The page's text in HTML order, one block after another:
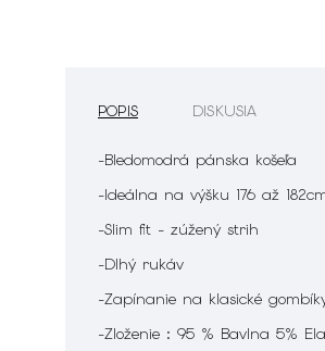
POPIS DISKUSIA
-Bledomodrá pánska košeľa
-Ideálna na výšku 176 až
-Slim fit - zúžený strih
-Dlhý rukáv
-Zapínanie na klasické
-Zloženie : 95 % Bavlna 5%